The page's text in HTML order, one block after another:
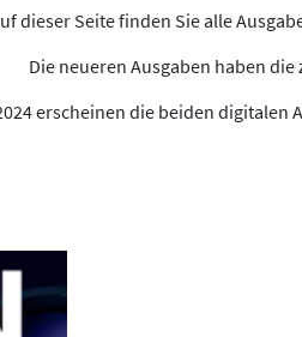
dieser Seite finden Sie alle
Die neueren Ausgaben haben
erscheinen die beiden digitalen